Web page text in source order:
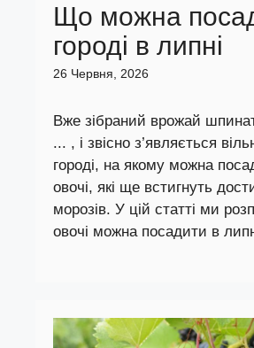
Що можна
городі в липні
26 Червня, 2026
Вже зібраний врожай
... , і звісно з’являється
городі, на якому можна
овочі, які ще встигнуть
морозів. У цій статті ми
овочі можна посадити в